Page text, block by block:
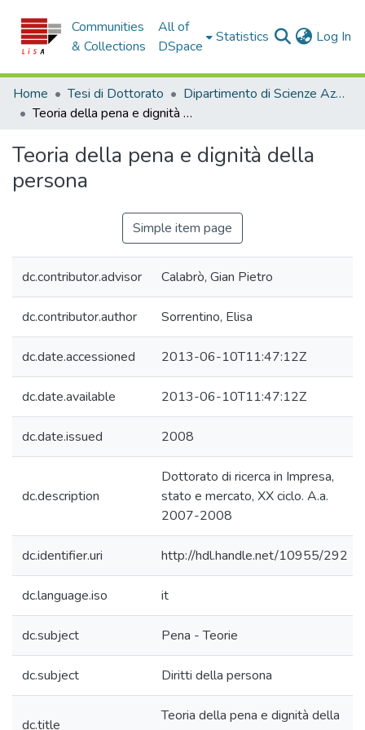
Communities
& Collections
All of
DSpace
Statistics Log In
Home Tesi di Dottorato
Dipartimento di Scienze Aziendali e Giuridiche - Tesi di Dottorato
Teoria della pena e dignità della persona
Teoria della pena e dignità della
persona
Simple item page
dc.contributor.advisor Calabrò, Gian Pietro
dc.contributor.author Sorrentino, Elisa
dc.date.accessioned 2013-06-10T11:47:12Z
dc.date.available 2013-06-10T11:47:12Z
dc.date.issued 2008
dc.description
Dottorato di ricerca in Impresa,
stato e mercato, XX ciclo. A.a.
2007-2008
dc.identifier.uri http://hdl.handle.net/10955/292
dc.language.iso it
dc.subject Pena - Teorie
dc.subject Diritti della persona
dc.title
Teoria della pena e dignità della